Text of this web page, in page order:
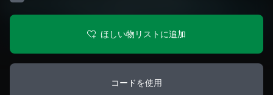
ほしい物リストに追加
コードを使用